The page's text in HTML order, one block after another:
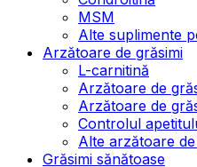
MSM
Alte suplimente
Arzătoare de grăsimi
L-carnitină
Arzătoare de
Arzătoare de
Controlul
Alte arzătoare
Grăsimi sănătoase